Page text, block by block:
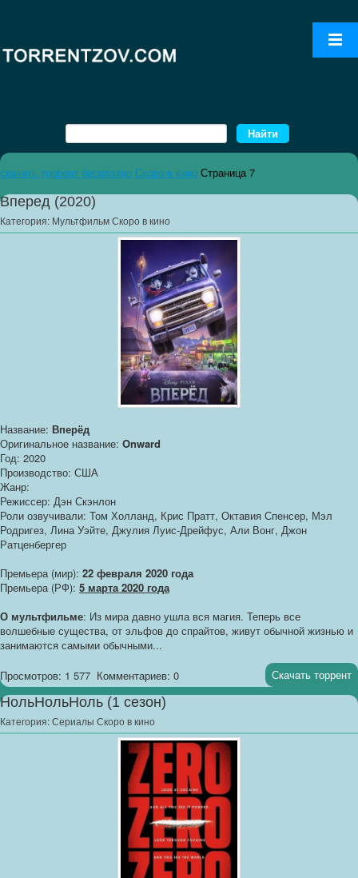
скачать торрент бесплатно Скоро в кино Страница 7
Вперед (2020)
Категория: Мультфильм Скоро в кино
Название: Вперёд
Оригинальное название: Onward
Год: 2020
Производство: США
Жанр:
Режиссер: Дэн Скэнлон
Роли озвучивали: Том Холланд, Крис Пратт, Октавия Спенсер, Мэл
Родригез, Лина Уэйте, Джулия Луис-Дрейфус, Али Вонг, Джон
Ратценбергер
Премьера (мир): 22 февраля 2020 года
Премьера (РФ): 5 марта 2020 года
О мультфильме: Из мира давно ушла вся магия. Теперь все
волшебные существа, от эльфов до спрайтов, живут обычной жизнью и
занимаются самыми обычными...
Просмотров: 1 577 Комментариев: 0 Скачать торрент
НольНольНоль (1 сезон)
Категория:Сериалы Скоро в кино